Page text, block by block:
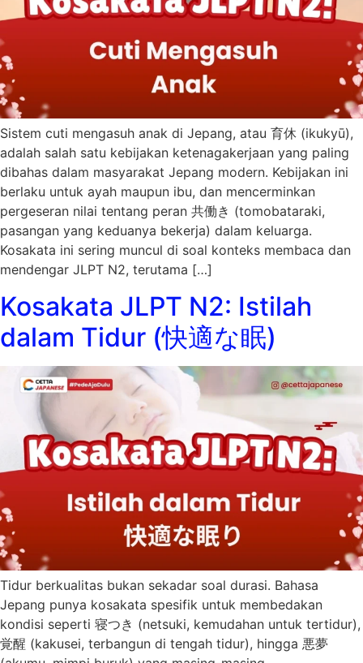
Sistem cuti mengasuh anak di Jepang, atau 育休 (ikukyū),
adalah salah satu kebijakan ketenagakerjaan yang paling
dibahas dalam masyarakat Jepang modern. Kebijakan ini
berlaku untuk ayah maupun ibu, dan mencerminkan
pergeseran nilai tentang peran 共働き (tomobataraki,
pasangan yang keduanya bekerja) dalam keluarga.
Kosakata ini sering muncul di soal konteks membaca dan
mendengar JLPT N2, terutama […]
Kosakata JLPT N2: Istilah
dalam Tidur (快適な眠)
Tidur berkualitas bukan sekadar soal durasi. Bahasa
Jepang punya kosakata spesifik untuk membedakan
kondisi seperti 寝つき (netsuki, kemudahan untuk tertidur),
覚醒 (kakusei, terbangun di tengah tidur), hingga 悪夢